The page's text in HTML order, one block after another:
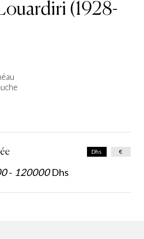
(1928-
- 120000 Dhs
Dhs €